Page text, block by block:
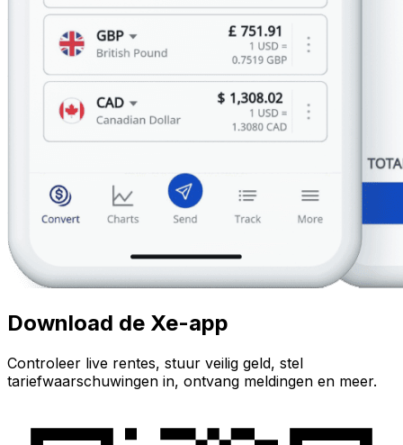
Download de Xe-app
Controleer live rentes, stuur veilig geld, stel
tariefwaarschuwingen in, ontvang meldingen en meer.